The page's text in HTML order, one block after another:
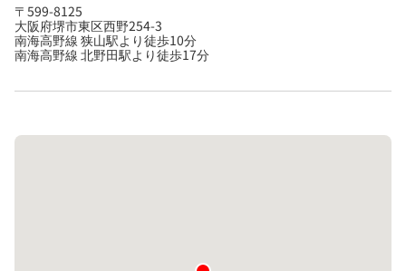
〒599-8125
大阪府堺市東区西野254-3
南海高野線 狭山駅より徒歩10分
南海高野線 北野田駅より徒歩17分